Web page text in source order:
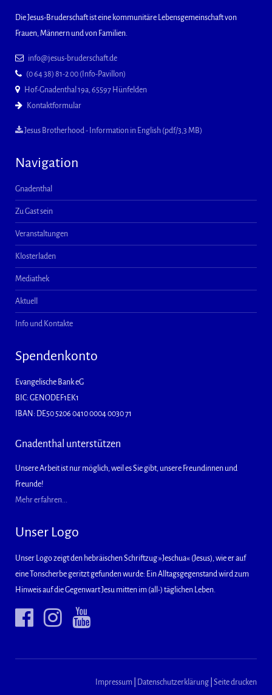
Die Jesus-Bruderschaft ist eine kommunitäre Lebensgemeinschaft von
Frauen, Männern und von Familien.
info@jesus-bruderschaft.de
(0 64 38) 81-2 00 (Info-Pavillon)
Hof-Gnadenthal 19a, 65597 Hünfelden
Kontaktformular
Jesus Brotherhood - Information in English (pdf/3,3 MB)
Navigation
Gnadenthal
Zu Gast sein
Veranstaltungen
Klosterladen
Mediathek
Aktuell
Info und Kontakte
Spendenkonto
Evangelische Bank eG
BIC: GENODEF1EK1
IBAN: DE50 5206 0410 0004 0030 71
Gnadenthal unterstützen
Unsere Arbeit ist nur möglich, weil es Sie gibt, unsere Freundinnen und
Freunde!
Mehr erfahren...
Unser Logo
Unser Logo zeigt den hebräischen Schriftzug »Jeschua« (Jesus), wie er auf
eine Tonscherbe geritzt gefunden wurde: Ein Alltagsgegenstand wird zum
Hinweis auf die Gegenwart Jesu mitten im (all-) täglichen Leben.
Impressum Datenschutzerklärung Seite drucken